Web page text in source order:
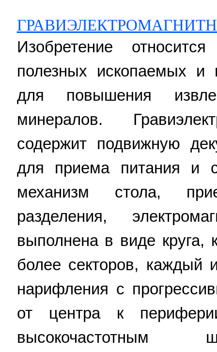
Изобретение
полезных ископаемых и
для повышения
минералов.
содержит подвижную
для приема питания и
механизм стола,
разделения,
выполнена в виде круга,
более секторов, каждый
нарифления с
от центра к
высокочастотным